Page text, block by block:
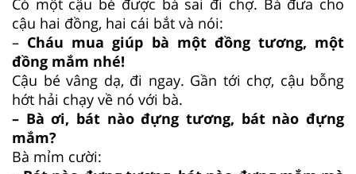
Có một cậu bé được bà sai đi chợ. Bà đưa cho
cậu hai đồng, hai cái bắt và nói:
– Cháu mua giúp bà một đồng tương, một
đồng mắm nhé!
Cậu bé vâng dạ, đi ngay. Gần tới chợ, cậu bỗng
hớt hải chạy về nó với bà.
– Bà ơi, bát nào đựng tương, bát nào đựng
mắm?
Bà mỉm cười: